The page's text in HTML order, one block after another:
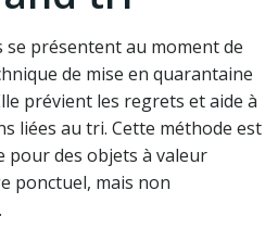
présentent au moment de
de mise en quarantaine
prévient les regrets et aide à
liées au tri. Cette méthode est
pour des objets à valeur
ponctuel, mais non